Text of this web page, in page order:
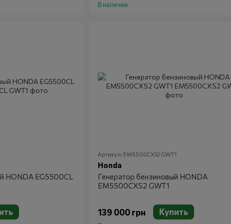
В наличии
HONDA EG5500CL
Артикул: EM5500CXS2 GWT1
Honda
Генератор бензиновый HONDA
EM5500CXS2 GWT1
139 000 грн Купить